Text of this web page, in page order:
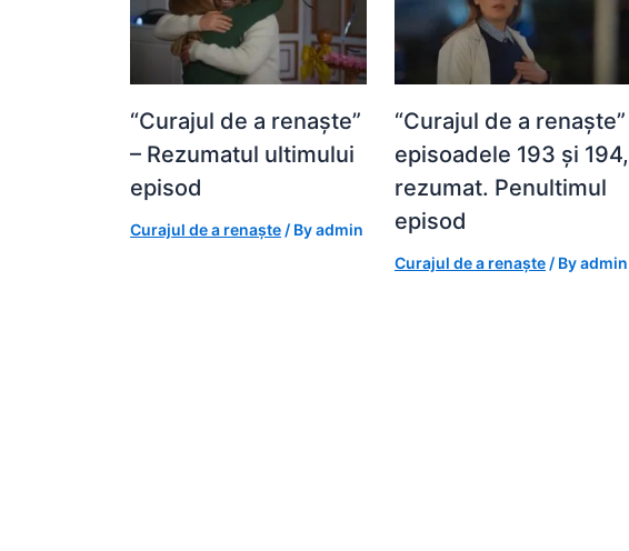
“Curajul de a renaște”
– Rezumatul ultimului
episod
Curajul de a renaște / Byadmin
“Curajul de a renaște”
episoadele 193 și 194,
rezumat. Penultimul
episod
Curajul de a renaște / Byadmin